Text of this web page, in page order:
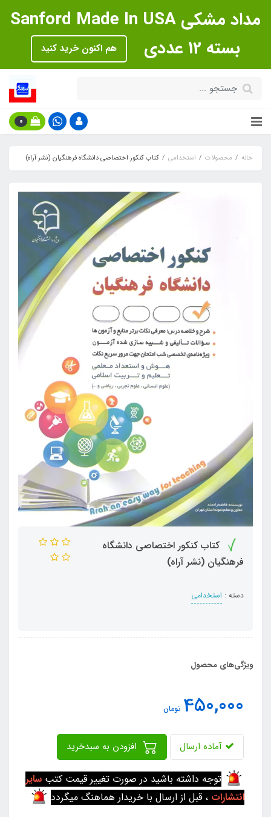
مداد مشکی Sanford Made In USA
بسته 12 عددی
هم اکنون خرید کنید
0
خانه محصولات استخدامی کتاب کنکور اختصاصی دانشگاه فرهنگیان (نشر آراه)
کتاب کنکور اختصاصی دانشگاه
فرهنگیان (نشر آراه)
دسته : استخدامی
ویژگی‌های محصول
450,000 تومان
آماده ارسال
توجه داشته باشید در صورت تغییر قیمت کتب سایر
انتشارات ، قبل از ارسال با خریدار هماهنگ میگردد